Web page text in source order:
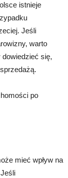
istnieje
Jeśli
warto
się,
po
mieć wpływ na